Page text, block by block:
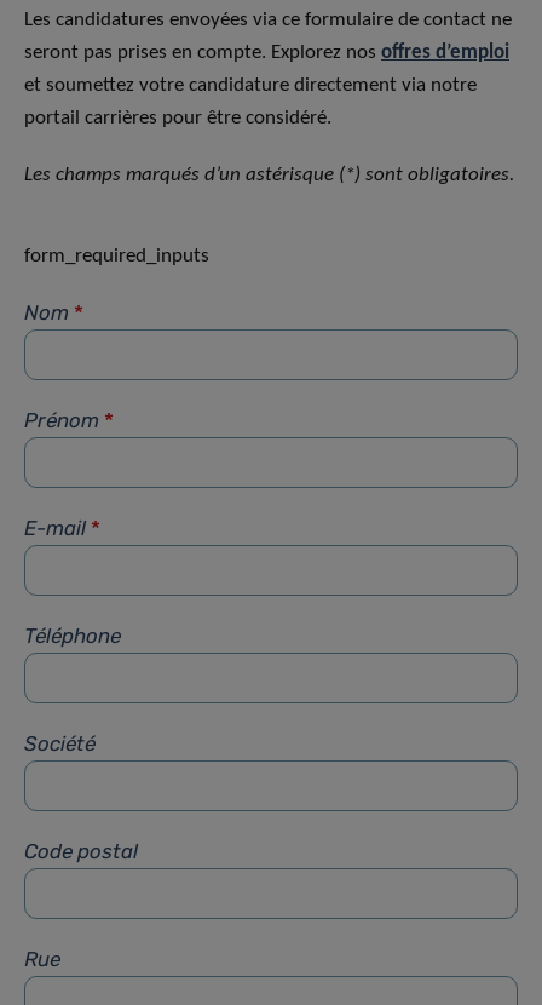
Les candidatures envoyées via ce formulaire de contact ne
seront pas prises en compte. Explorez nos offres d’emploi
et soumettez votre candidature directement via notre
portail carrières pour être considéré.
Les champs marqués d’un astérisque (*) sont obligatoires.
form_required_inputs
Nom *
Prénom *
E-mail *
Téléphone
Société
Code postal
Rue